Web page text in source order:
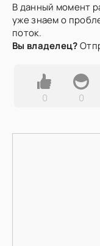
В данный момент
уже знаем о
поток.
Вы владелец?
0 0